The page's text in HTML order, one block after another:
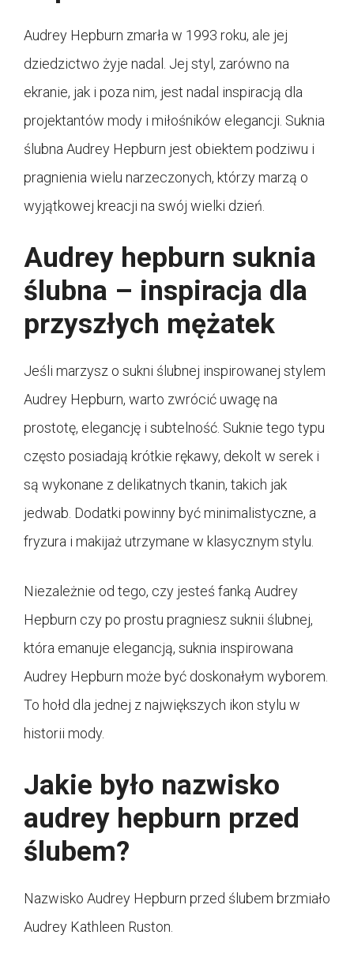
Audrey Hepburn zmarła w 1993 roku, ale jej
dziedzictwo żyje nadal. Jej styl, zarówno na
ekranie, jak i poza nim, jest nadal inspiracją dla
projektantów mody i miłośników elegancji. Suknia
ślubna Audrey Hepburn jest obiektem podziwu i
pragnienia wielu narzeczonych, którzy marzą o
wyjątkowej kreacji na swój wielki dzień.
Audrey hepburn suknia
ślubna – inspiracja dla
przyszłych mężatek
Jeśli marzysz o sukni ślubnej inspirowanej stylem
Audrey Hepburn, warto zwrócić uwagę na
prostotę, elegancję i subtelność. Suknie tego typu
często posiadają krótkie rękawy, dekolt w serek i
są wykonane z delikatnych tkanin, takich jak
jedwab. Dodatki powinny być minimalistyczne, a
fryzura i makijaż utrzymane w klasycznym stylu.
Niezależnie od tego, czy jesteś fanką Audrey
Hepburn czy po prostu pragniesz suknii ślubnej,
która emanuje elegancją, suknia inspirowana
Audrey Hepburn może być doskonałym wyborem.
To hołd dla jednej z największych ikon stylu w
historii mody.
Jakie było nazwisko
audrey hepburn przed
ślubem?
Nazwisko Audrey Hepburn przed ślubem brzmiało
Audrey Kathleen Ruston.